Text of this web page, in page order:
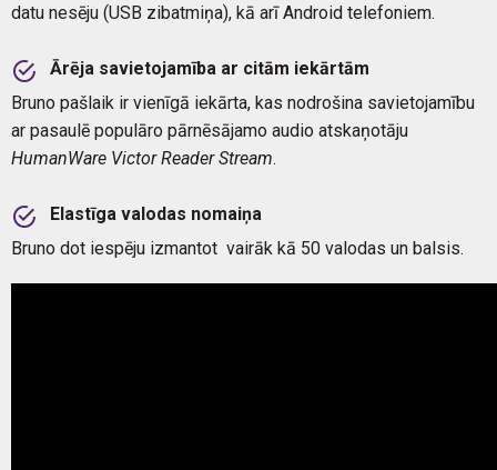
datu nesēju (USB zibatmiņa), kā arī Android telefoniem.
Ārēja savietojamība ar citām iekārtām
Bruno pašlaik ir vienīgā iekārta, kas nodrošina savietojamību
ar pasaulē populāro pārnēsājamo audio atskaņotāju
HumanWare Victor Reader Stream.
Elastīga valodas nomaiņa
Bruno dot iespēju izmantot vairāk kā 50 valodas un balsis.